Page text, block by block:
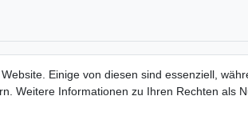
Informationen
Händlerbund - rechtssicher
Produkt-Kataloge
Einige von diesen sind essenziell,
Weitere Informationen zu Ihren Rechten als